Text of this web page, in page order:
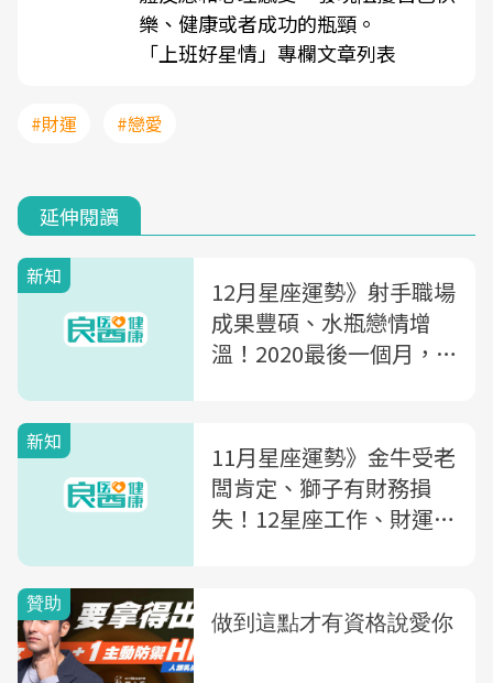
樂、健康或者成功的瓶頸。
「上班好星情」專欄文章列表
#財運 #戀愛
延伸閱讀
新知
12月星座運勢》射手職場
成果豐碩、水瓶戀情增
溫！2020最後一個月，
新知
11月星座運勢》金牛受老
闆肯定、獅子有財務損
失！12星座工作、財運、